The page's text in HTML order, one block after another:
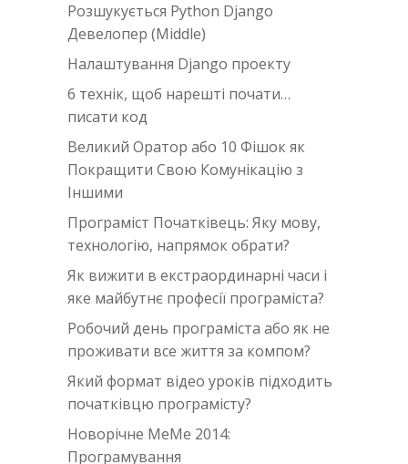
Розшукується Python Django
Девелопер (Middle)
Налаштування Django проекту
6 технік, щоб нарешті почати…
писати код
Великий Оратор або 10 Фішок як
Покращити Свою Комунікацію з
Іншими
Програміст Початківець: Яку мову,
технологію, напрямок обрати?
Як вижити в екстраординарні часи i
яке майбутнє професії програміста?
Робочий день програміста або як не
проживати все життя за компом?
Який формат відео уроків підходить
початківцю програмісту?
Новорічне MeMe 2014:
Програмування